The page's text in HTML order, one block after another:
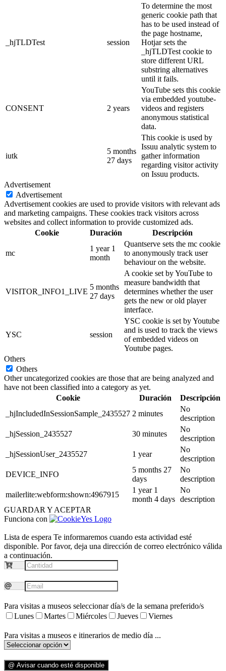
_hjTLDTest session
To determine the most
generic cookie path that
has to be used instead of
the page hostname,
Hotjar sets the
_hjTLDTest cookie to
store different URL
substring alternatives
until it fails.
CONSENT 2 years
YouTube sets this cookie
via embedded youtube-
videos and registers
anonymous statistical
data.
iutk
5 months
27 days
This cookie is used by
Issuu analytic system to
gather information
regarding visitor activity
on Issuu products.
Advertisement
Advertisement
Advertisement cookies are used to provide visitors with relevant ads
and marketing campaigns. These cookies track visitors across
websites and collect information to provide customized ads.
Cookie
Duración Descripción
mc
1 year 1
month
Quantserve sets the mc cookie
to anonymously track user
behaviour on the website.
VISITOR_INFO1_LIVE
5 months
27 days
A cookie set by YouTube to
measure bandwidth that
determines whether the user
gets the new or old player
interface.
YSC session
YSC cookie is set by Youtube
and is used to track the views
of embedded videos on
Youtube pages.
Others
Others
Other uncategorized cookies are those that are being analyzed and
have not been classified into a category as yet.
Cookie
Duración
Descripción
_hjIncludedInSessionSample_2435527 2 minutes
No
description
_hjSession_2435527
30 minutes
No
description
_hjSessionUser_2435527
1 year
No
description
DEVICE_INFO
5 months 27
days
No
description
mailerlite:webform:shown:4967915
1 year 1
month 4 days
No
description
GUARDAR Y ACEPTAR
Funciona con
Lista de espera Te informaremos cuando esta actividad esté
disponible. Por favor, deja una dirección de correo electrónico válida
a continuación.
Para visitas a museos seleccionar día/s de la semana preferido/s
Lunes
Martes Miércoles Jueves Viernes
Para visitas a museos e itinerarios de medio día ...
@ Avisar cuando esté disponible